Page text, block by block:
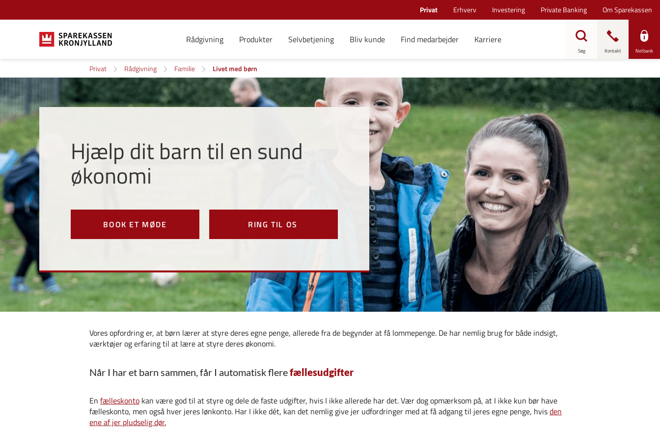
Privat Erhverv Investering Private Banking Om Sparekassen
Rådgivning Produkter Selvbetjening Bliv kunde Find medarbejder Karriere
Søg Kontakt Netbank
Privat Rådgivning Familie Livet med børn
Hjælp dit barn til en sund
økonomi
BOOK ET MØDE RING TIL OS
Vores opfordring er, at børn lærer at styre deres egne penge, allerede fra de begynder at få lommepenge. De har nemlig brug for både indsigt,
værktøjer og erfaring til at lære at styre deres økonomi.
Når I har et barn sammen, får I automatisk flerefællesudgifter
En fælleskonto kan være god til at styre og dele de faste udgifter, hvis I ikke allerede har det. Vær dog opmærksom på, at I ikke kun bør have
fælleskonto, men også hver jeres lønkonto. Har I ikke dét, kan det nemlig give jer udfordringer med at få adgang til jeres egne penge, hvisden
ene af jer pludselig dør.